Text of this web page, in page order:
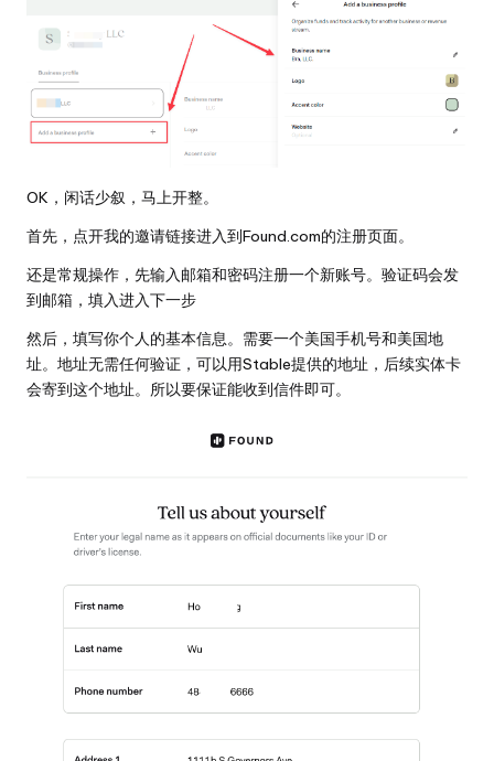
OK，闲话少叙，马上开整。
首先，点开我的邀请链接进入到Found.com的注册页面。
还是常规操作，先输入邮箱和密码注册一个新账号。验证码会发
到邮箱，填入进入下一步
然后，填写你个人的基本信息。需要一个美国手机号和美国地
址。地址无需任何验证，可以用Stable提供的地址，后续实体卡
会寄到这个地址。所以要保证能收到信件即可。